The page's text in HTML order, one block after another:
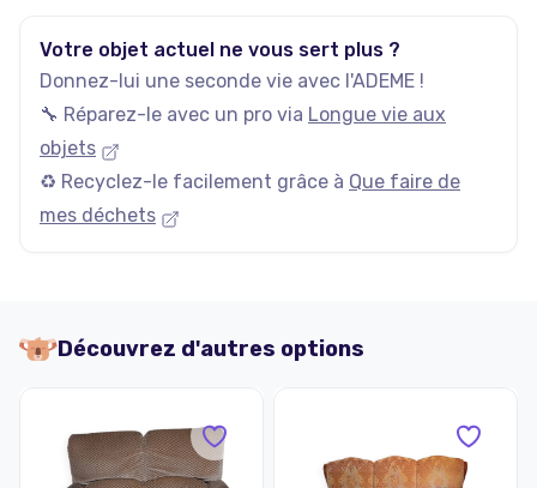
Votre objet actuel ne vous sert plus ?
Donnez-lui une seconde vie avec l'ADEME !
🔧 Réparez-le avec un pro via Longue vie aux
objets
♻️ Recyclez-le facilement grâce à Que faire de
mes déchets
Découvrez d'autres options